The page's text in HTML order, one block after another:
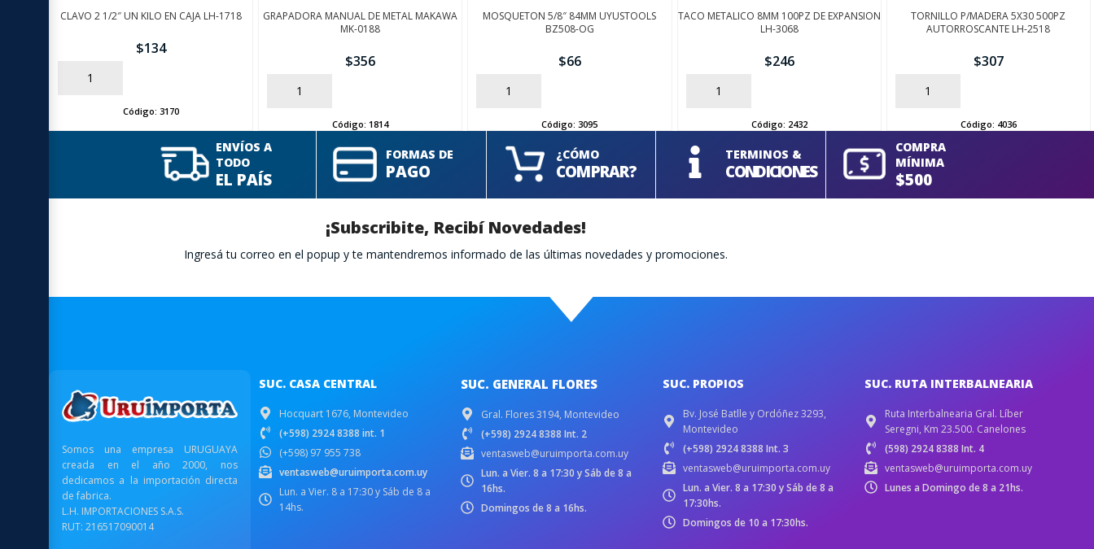
CLAVO 2 1/2″ UN KILO EN CAJA LH-1718
$134
AÑADIR
Código:3170
GRAPADORA MANUAL DE METAL MAKAWA
MK-0188
$356
AÑADIR
Código:1814
MOSQUETON 5/8″ 84MM UYUSTOOLS
BZ508-OG
$66
AÑADIR
Código:3095
TACO METALICO 8MM 100PZ DE EXPANSION
LH-3068
$246
AÑADIR
Código: 2432
TORNILLO P/MADERA 5X30 500PZ
AUTORROSCANTE LH-2518
$307
AÑADIR
Código: 4036
ENVÍOS A
TODO
EL PAÍS
FORMAS DE
PAGO
¿CÓMO
COMPRAR?
TERMINOS &
CONDICIONES
COMPRA
MÍNIMA
$500
¡Subscribite, Recibí Novedades!
Ingresá tu correo en el popup y te mantendremos informado de las últimas novedades y promociones.
Somos una empresa URUGUAYA
creada en el año 2000, nos
dedicamos a la importación directa
de fabrica.
L.H. IMPORTACIONES S.A.S.
RUT: 216517090014
SUC. CASA CENTRAL
Hocquart 1676, Montevideo
(+598) 2924 8388 int. 1
(+598) 97 955 738
ventasweb@uruimporta.com.uy
Lun. a Vier. 8 a 17:30 y Sáb de 8 a
14hs.
SUC. GENERAL FLORES
Gral. Flores 3194, Montevideo
(+598) 2924 8388 Int. 2
ventasweb@uruimporta.com.uy
Lun. a Vier. 8 a 17:30 y Sáb de 8 a
16hs.
Domingos de 8 a 16hs.
SUC. PROPIOS
Bv. José Batlle y Ordóñez 3293,
Montevideo
(+598) 2924 8388 Int. 3
ventasweb@uruimporta.com.uy
Lun. a Vier. 8 a 17:30 y Sáb de 8 a
17:30hs.
Domingos de 10 a 17:30hs.
SUC. RUTA INTERBALNEARIA
Ruta Interbalnearia Gral. Líber
Seregni, Km 23.500. Canelones
(598) 2924 8388 Int. 4
ventasweb@uruimporta.com.uy
Lunes a Domingo de 8 a 21hs.